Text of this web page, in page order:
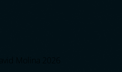
Molina 2026